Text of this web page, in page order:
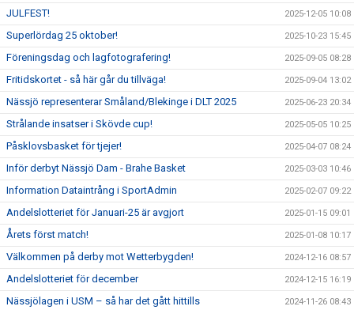
JULFEST! 2025-12-05 10:08
Superlördag 25 oktober! 2025-10-23 15:45
Föreningsdag och lagfotografering! 2025-09-05 08:28
Fritidskortet - så här går du tillväga! 2025-09-04 13:02
Nässjö representerar Småland/Blekinge i DLT 2025 2025-06-23 20:34
Strålande insatser i Skövde cup! 2025-05-05 10:25
Påsklovsbasket för tjejer! 2025-04-07 08:24
Inför derbyt Nässjö Dam - Brahe Basket 2025-03-03 10:46
Information Dataintrång i SportAdmin 2025-02-07 09:22
Andelslotteriet för Januari-25 är avgjort 2025-01-15 09:01
Årets först match! 2025-01-08 10:17
Välkommen på derby mot Wetterbygden! 2024-12-16 08:57
Andelslotteriet för december 2024-12-15 16:19
Nässjölagen i USM – så har det gått hittills 2024-11-26 08:43